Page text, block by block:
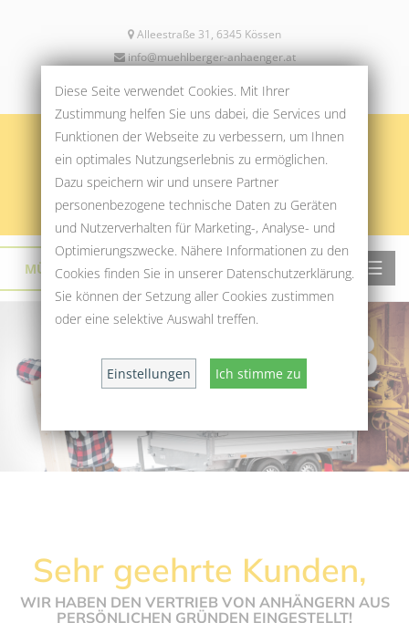
Alleestraße 31, 6345 Kössen
info@muehlberger-anhaenger.at
☰
MÜHLBERGER SPORT & MODE ›
Sehr geehrte Kunden,
WIR HABEN DEN VERTRIEB VON ANHÄNGERN AUS
PERSÖNLICHEN GRÜNDEN EINGESTELLT!
Diese Seite verwendet Cookies. Mit Ihrer
Zustimmung helfen Sie uns dabei, die Services und
Funktionen der Webseite zu verbessern, um Ihnen
ein optimales Nutzungserlebnis zu ermöglichen.
Dazu speichern wir und unsere Partner
personenbezogene technische Daten zu Geräten
und Nutzerverhalten für Marketing-, Analyse- und
Optimierungszwecke. Nähere Informationen zu den
Cookies finden Sie in unserer Datenschutzerklärung.
Sie können der Setzung aller Cookies zustimmen
oder eine selektive Auswahl treffen.
Einstellungen Ich stimme zu